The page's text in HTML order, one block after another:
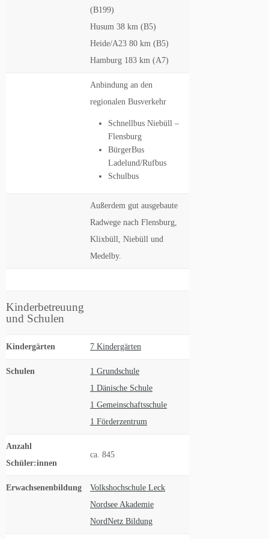
(B199)
Husum 38 km (B5)
Heide/A23 80 km (B5)
Hamburg 183 km (A7)
Anbindung an den
regionalen Busverkehr
Schnellbus Niebüll –
Flensburg
BürgerBus
Ladelund/Rufbus
Schulbus
Außerdem gut ausgebaute
Radwege nach Flensburg,
Klixbüll, Niebüll und
Medelby.
Kinderbetreuung
und Schulen
Kindergärten 7 Kindergärten
Schulen
1 Grundschule
1 Dänische Schule
1 Gemeinschaftsschule
1 Förderzentrum
Anzahl
Schüler:innen
ca. 845
Erwachsenenbildung
Volkshochschule Leck
Nordsee Akademie
NordNetz Bildung